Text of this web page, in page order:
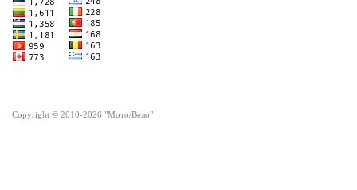
Copyright © 2010-2026 "Мото/Вело"